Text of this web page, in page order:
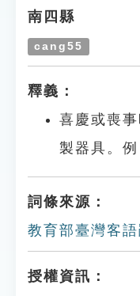
南四縣
cang55
釋義：
喜慶或喪
製器具。例
詞條來源：
教育部臺灣客
授權資訊：